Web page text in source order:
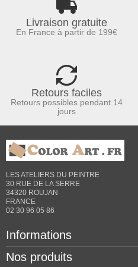
Livraison gratuite
En France à partir de 199€
Retours faciles
Retours possibles pendant 14
jours
LES ATELIERS DU PEINTRE
30 RUE DE LA SERRE
34320 ROUJAN
FRANCE
02 30 96 05 86
Informations
Nos produits